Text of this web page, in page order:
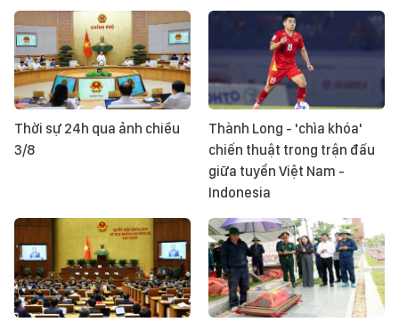
Thời sự 24h qua ảnh chiều
3/8
Thành Long - 'chìa khóa'
chiến thuật trong trận đấu
giữa tuyển Việt Nam -
Indonesia